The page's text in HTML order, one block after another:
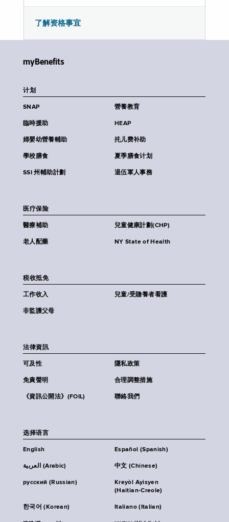
了解资格事宜
myBenefits
计划
SNAP 營養教育
臨時援助 HEAP
婦嬰幼營養輔助 扥儿费补助
學校膳食 夏季膳食计划
SSI 州輔助計劃 退伍軍人事務
医疗保险
醫療補助 兒童健康計劃(CHP)
老人配藥 NY State of Health
税收抵免
工作收入 兒童/受贍養者看護
非監護父母
法律資訊
可及性 隱私政策
免責聲明 合理調整措施
《資訊公開法》(FOIL) 聯絡我們
选择语言
English Español (Spanish)
العربية (Arabic) 中文 (Chinese)
русский (Russian)
Kreyòl Ayisyen
(Haitian-Creole)
한국어 (Korean) Italiano (Italian)